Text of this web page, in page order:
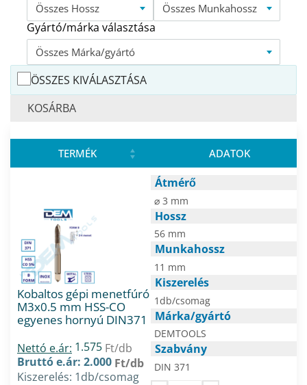
Összes Hossz Összes Munkahossz
Gyártó/márka választása
Összes Márka/gyártó
ÖSSZES KIVÁLASZTÁSA
KOSÁRBA
TERMÉK ADATOK
Kobaltos gépi menetfúró
M3x0.5 mm HSS-CO
egyenes hornyú DIN371
Nettó e.ár: 1.575 Ft/db
Bruttó e.ár: 2.000 Ft/db
Kiszerelés: 1db/csomag
Átmérő
⌀ 3 mm
Hossz
56 mm
Munkahossz
11 mm
Kiszerelés
1db/csomag
Márka/gyártó
DEMTOOLS
Szabvány
DIN 371